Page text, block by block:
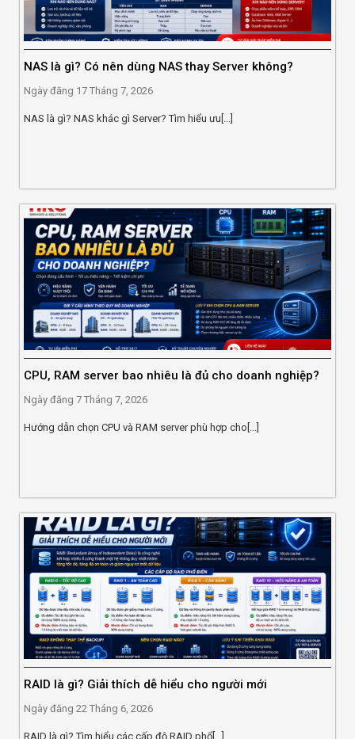
NAS là gì? Có nên dùng NAS thay Server không?
Ngày đăng 17 Tháng 7, 2026
NAS là gì? NAS khác gì Server? Tìm hiểu ưu[...]
CPU, RAM server bao nhiêu là đủ cho doanh nghiệp?
Ngày đăng 7 Tháng 7, 2026
Hướng dẫn chọn CPU và RAM server phù hợp cho[...]
RAID là gì? Giải thích dễ hiểu cho người mới
Ngày đăng 22 Tháng 6, 2026
RAID là gì? Tìm hiểu các cấp độ RAID phổ[...]